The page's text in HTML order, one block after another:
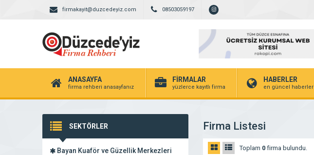
firmakayit@duzcedeyiz.com 08503059197
ANASAYFA
firma rehberi anasayfanız
FİRMALAR
yüzlerce kayıtlı firma
HABERLER
en güncel haberler
SEKTÖRLER
Bayan Kuaför ve Güzellik Merkezleri
Firma Listesi
Toplam 0 firma bulundu.